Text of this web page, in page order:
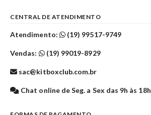
CENTRAL DE ATENDIMENTO
Atendimento: (19) 99517-9749
Vendas: (19) 99019-8929
sac@kitboxclub.com.br
Chat online de Seg. a Sex das 9h às 18h